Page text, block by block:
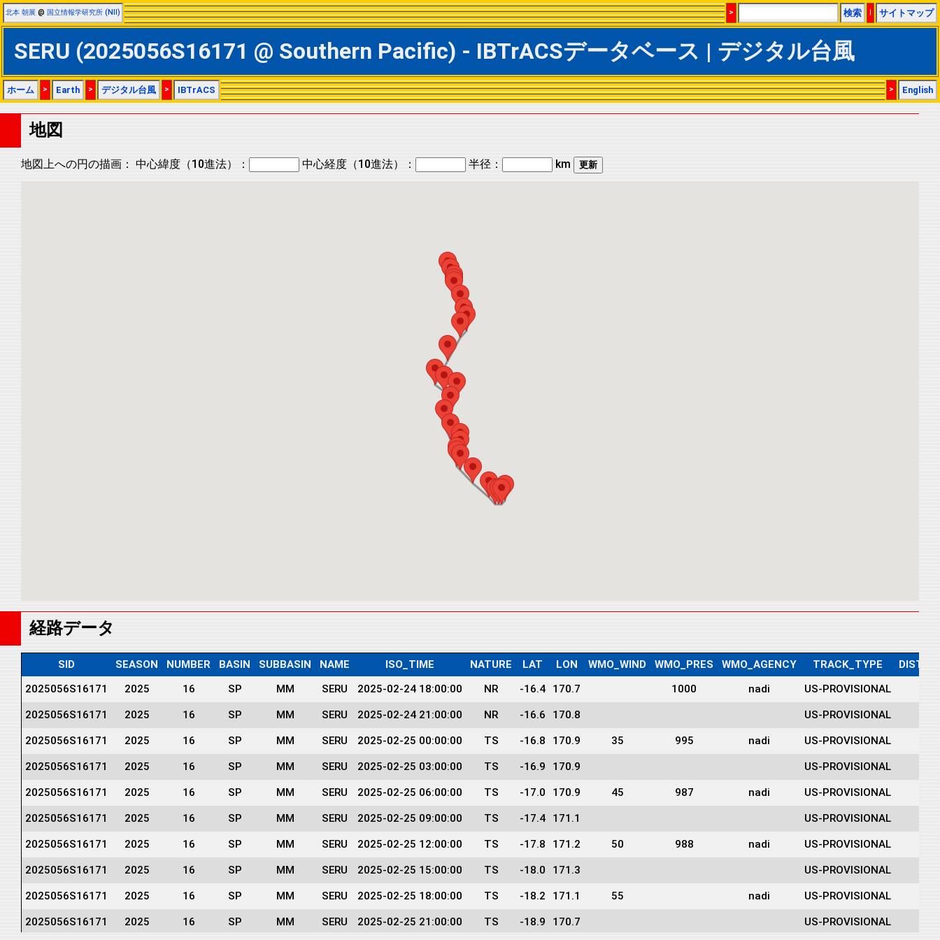
北本 朝展 @ 国立情報学研究所 (NII) > 検索 | サイトマップ
SERU (2025056S16171 @ Southern Pacific) - IBTrACSデータベース | デジタル台風
ホーム > Earth > デジタル台風 > IBTrACS > English
地図
地図上への円の描画： 中心緯度（10進法）： 中心経度（10進法）： 半径： km
経路データ
SID SEASON NUMBER BASIN SUBBASIN NAME ISO_TIME NATURE LAT LON WMO_WIND WMO_PRES WMO_AGENCY TRACK_TYPE
2025056S16171
2025 16 SP MM SERU 2025-02-24 18:00:00 NR -16.4 170.7 1000 nadi US-PROVISIONAL
2025056S16171 2025 16 SP MM SERU 2025-02-24 21:00:00 NR -16.6 170.8 US-PROVISIONAL
2025056S16171 2025 16 SP MM SERU 2025-02-25 00:00:00 TS -16.8 170.9 35 995 nadi US-PROVISIONAL
2025056S16171 2025 16 SP MM SERU 2025-02-25 03:00:00 TS -16.9 170.9 US-PROVISIONAL
2025056S16171 2025 16 SP MM SERU 2025-02-25 06:00:00 TS -17.0 170.9 45 987 nadi US-PROVISIONAL
2025056S16171 2025 16 SP MM SERU 2025-02-25 09:00:00 TS -17.4 171.1 US-PROVISIONAL
2025056S16171 2025 16 SP MM SERU 2025-02-25 12:00:00 TS -17.8 171.2 50 988 nadi US-PROVISIONAL
2025056S16171 2025 16 SP MM SERU 2025-02-25 15:00:00 TS -18.0 171.3 US-PROVISIONAL
2025056S16171 2025 16 SP MM SERU 2025-02-25 18:00:00 TS -18.2 171.1 55 nadi US-PROVISIONAL
2025056S16171 2025 16 SP MM SERU 2025-02-25 21:00:00 TS -18.9 170.7 US-PROVISIONAL